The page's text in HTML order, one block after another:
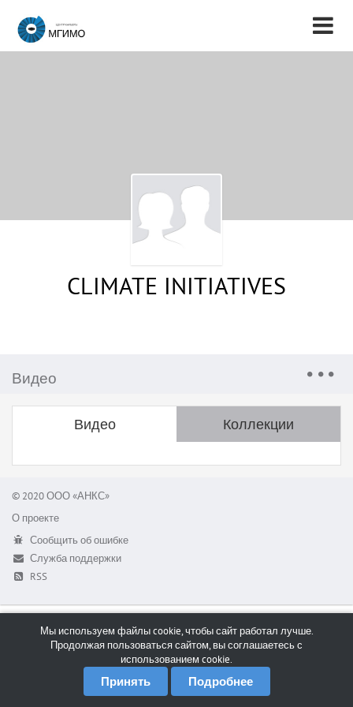
CLIMATE INITIATIVES
Видео
Видео Коллекции
© 2020 ООО «АНКС»
О проекте
Сообщить об ошибке
Служба поддержки
RSS
Мы используем файлы cookie, чтобы сайт работал лучше.
Продолжая пользоваться сайтом, вы соглашаетесь с
использованием cookie.
Принять Подробнее